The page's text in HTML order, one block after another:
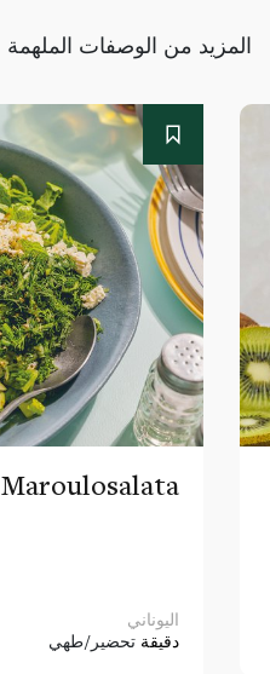
المزيد من الوصفات الملهمة
Maroulosalata
اليوناني
دقيقة تحضير/طهي